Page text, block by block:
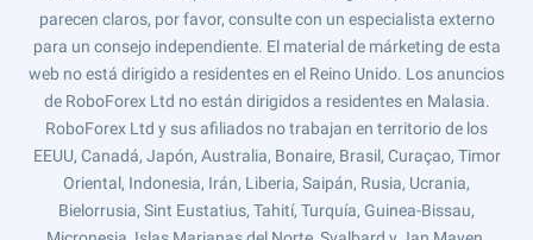
parecen claros, por favor, consulte con un especialista externo
para un consejo independiente. El material de márketing de esta
web no está dirigido a residentes en el Reino Unido. Los anuncios
de RoboForex Ltd no están dirigidos a residentes en Malasia.
RoboForex Ltd y sus afiliados no trabajan en territorio de los
EEUU, Canadá, Japón, Australia, Bonaire, Brasil, Curaçao, Timor
Oriental, Indonesia, Irán, Liberia, Saipán, Rusia, Ucrania,
Bielorrusia, Sint Eustatius, Tahití, Turquía, Guinea-Bissau,